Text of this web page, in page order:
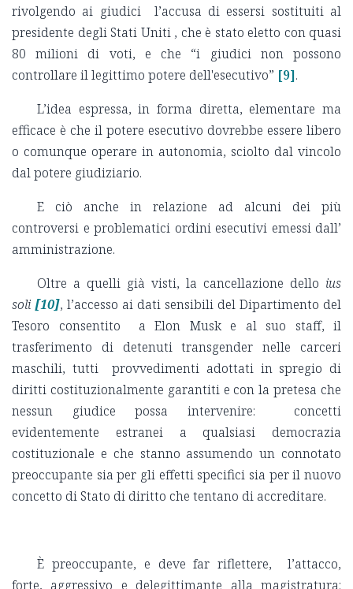
rivolgendo ai giudici l’accusa di essersi sostituiti al
presidente degli Stati Uniti , che è stato eletto con quasi
80 milioni di voti, e che “i giudici non possono
controllare il legittimo potere dell'esecutivo” [9].
L’idea espressa, in forma diretta, elementare ma
efficace è che il potere esecutivo dovrebbe essere libero
o comunque operare in autonomia, sciolto dal vincolo
dal potere giudiziario.
E ciò anche in relazione ad alcuni dei più
controversi e problematici ordini esecutivi emessi dall’
amministrazione.
Oltre a quelli già visti, la cancellazione dello ius
soli [10], l’accesso ai dati sensibili del Dipartimento del
Tesoro consentito a Elon Musk e al suo staff, il
trasferimento di detenuti transgender nelle carceri
maschili, tutti provvedimenti adottati in spregio di
diritti costituzionalmente garantiti e con la pretesa che
nessun giudice possa intervenire: concetti
evidentemente estranei a qualsiasi democrazia
costituzionale e che stanno assumendo un connotato
preoccupante sia per gli effetti specifici sia per il nuovo
concetto di Stato di diritto che tentano di accreditare.
È preoccupante, e deve far riflettere, l’attacco,
forte, aggressivo e delegittimante alla magistratura: